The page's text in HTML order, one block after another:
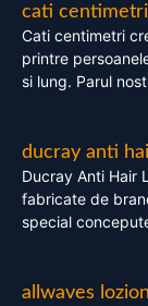
cati
Cati centimetri
printre
si lung. Parul
ducray anti
Ducray Anti Hair
fabricate de
special
allwaves